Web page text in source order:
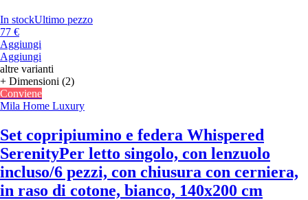
In stockUltimo pezzo
77 €
Aggiungi
Aggiungi
altre varianti
+ Dimensioni (2)
Conviene
Mila Home Luxury
Set copripiumino e federa Whispered
SerenityPer letto singolo, con lenzuolo
incluso/6 pezzi, con chiusura con cerniera,
in raso di cotone, bianco, 140x200 cm